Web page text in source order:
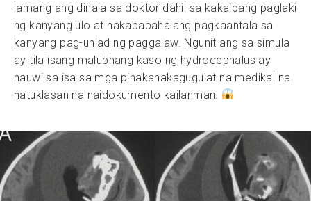
lamang ang dinala sa doktor dahil sa kakaibang paglaki
ng kanyang ulo at nakababahalang pagkaantala sa
kanyang pag-unlad ng paggalaw. Ngunit ang sa simula
ay tila isang malubhang kaso ng hydrocephalus ay
nauwi sa isa sa mga pinakanakagugulat na medikal na
natuklasan na naidokumento kailanman.